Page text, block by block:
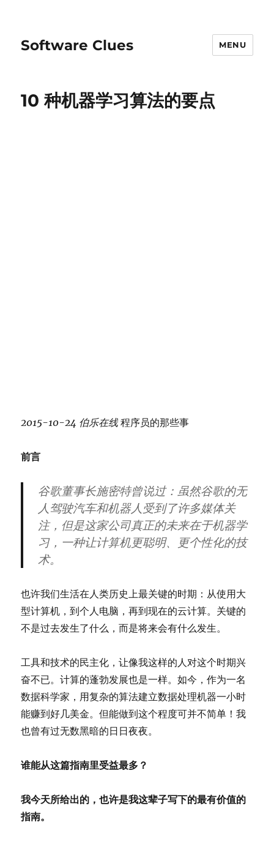
Software Clues MENU
10 种机器学习算法的要点
2015-10-24 伯乐在线 程序员的那些事
前言
谷歌董事长施密特曾说过：虽然谷歌的无
人驾驶汽车和机器人受到了许多媒体关
注，但是这家公司真正的未来在于机器学
习，一种让计算机更聪明、更个性化的技
术。
也许我们生活在人类历史上最关键的时期：从使用大
型计算机，到个人电脑，再到现在的云计算。关键的
不是过去发生了什么，而是将来会有什么发生。
工具和技术的民主化，让像我这样的人对这个时期兴
奋不已。计算的蓬勃发展也是一样。如今，作为一名
数据科学家，用复杂的算法建立数据处理机器一小时
能赚到好几美金。但能做到这个程度可并不简单！我
也曾有过无数黑暗的日日夜夜。
谁能从这篇指南里受益最多？
我今天所给出的，也许是我这辈子写下的最有价值的
指南。